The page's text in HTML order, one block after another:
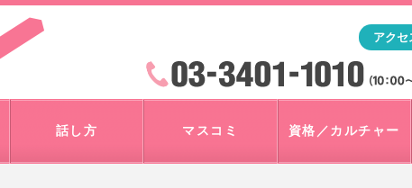
「アナウンサー・マスコミを目指すなら"アスク"」テレビ
アクセ
検索
話し方 マスコミ 資格／カルチャー